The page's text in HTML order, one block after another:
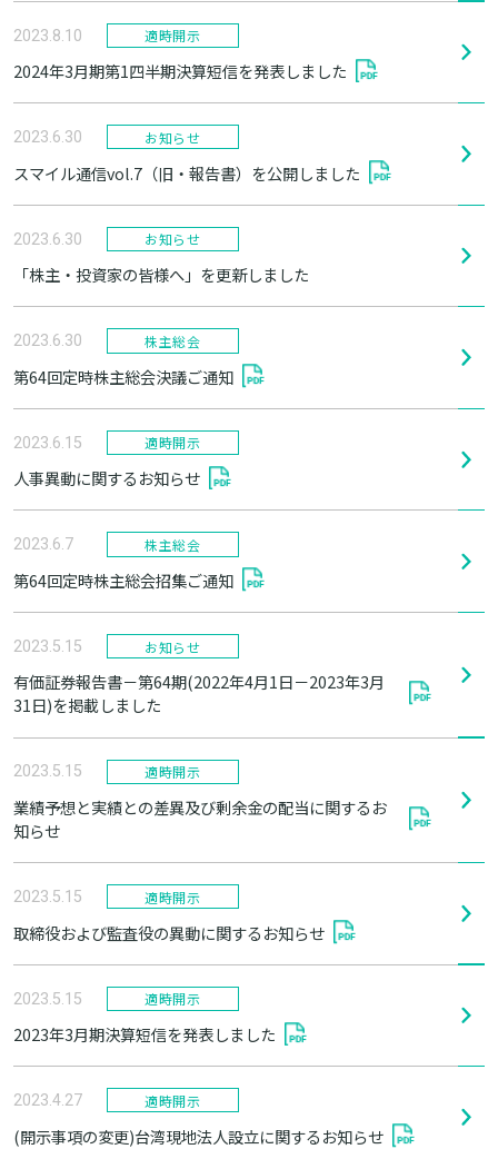
2023.8.10 適時開示
2024年3月期第1四半期決算短信を発表しました
2023.6.30 お知らせ
スマイル通信vol.7（旧・報告書）を公開しました
2023.6.30 お知らせ
「株主・投資家の皆様へ」を更新しました
2023.6.30 株主総会
第64回定時株主総会決議ご通知
2023.6.15 適時開示
人事異動に関するお知らせ
2023.6.7 株主総会
第64回定時株主総会招集ご通知
2023.5.15 お知らせ
有価証券報告書－第64期(2022年4月1日－2023年3月
31日)を掲載しました
2023.5.15 適時開示
業績予想と実績との差異及び剰余金の配当に関するお
知らせ
2023.5.15 適時開示
取締役および監査役の異動に関するお知らせ
2023.5.15 適時開示
2023年3月期決算短信を発表しました
2023.4.27 適時開示
(開示事項の変更)台湾現地法人設立に関するお知らせ